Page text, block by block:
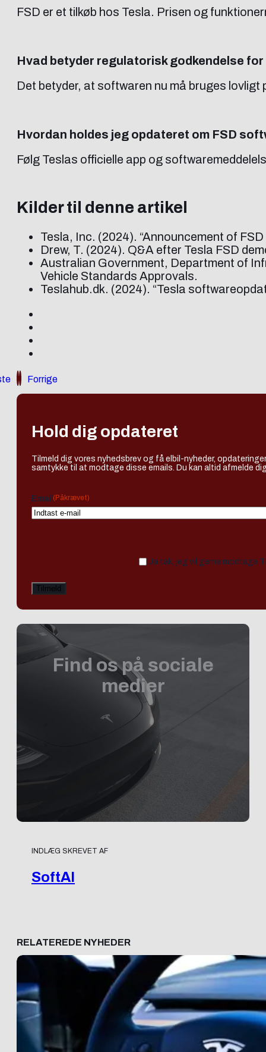
FSD er et tilkøb hos Tesla. Prisen og
Hvad betyder regulatorisk godkendelse
Det betyder, at softwaren nu må bruges
Hvordan holdes jeg opdateret om FSD
Følg Teslas officielle app og
Kilder til denne artikel
Tesla, Inc. (2024). “Announcement of
Drew, T. (2024). Q&A efter Tesla FSD
Australian Government, Department of
Vehicle Standards Approvals.
Teslahub.dk. (2024). “Tesla
Forrige
Hold dig opdateret
Tilmeld dig vores nyhedsbrev og få elbil-nyheder,
samtykke til at modtage disse emails. Du kan altid afmelde
Email (Påkrævet)
Ja tak, jeg vil gerne modtage
Find os på sociale
medier
INDLÆG SKREVET AF
SoftAI
RELATEREDE NYHEDER